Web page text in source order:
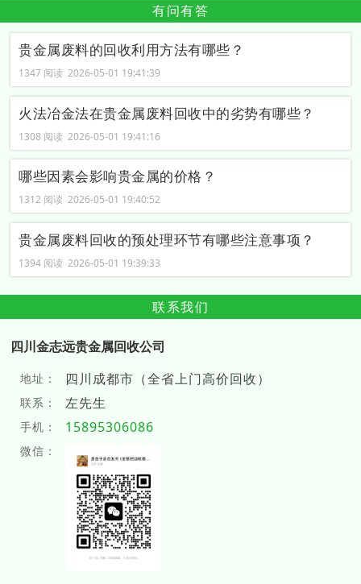
有问有答
贵金属废料的回收利用方法有哪些？
1347 阅读 2026-05-01 19:41:39
火法冶金法在贵金属废料回收中的劣势有哪些？
1308 阅读 2026-05-01 19:41:16
哪些因素会影响贵金属的价格？
1312 阅读 2026-05-01 19:40:52
贵金属废料回收的预处理环节有哪些注意事项？
1394 阅读 2026-05-01 19:39:33
联系我们
四川金志远贵金属回收公司
地址： 四川成都市（全省上门高价回收）
联系： 左先生
手机： 15895306086
微信：